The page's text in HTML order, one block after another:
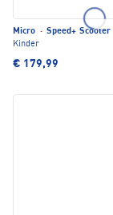
Micro · Speed+ Scooter
Kinder
€ 179,99